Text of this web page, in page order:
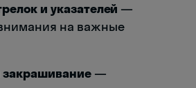
и указателей —
на важные
—